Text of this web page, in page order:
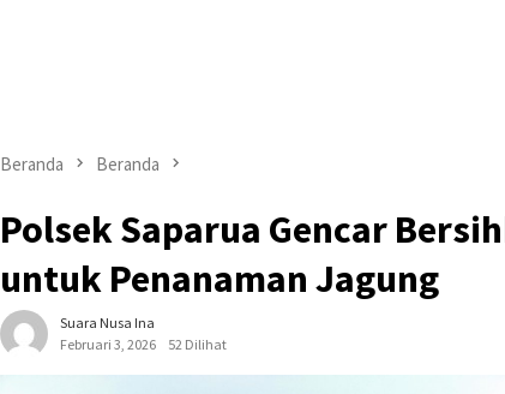
Beranda Beranda
Polsek Saparua Gencar
untuk Penanaman Jagung
Suara Nusa Ina
Februari 3, 2026
52 Dilihat